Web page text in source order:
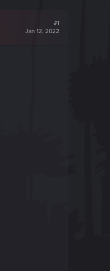
#1
Jan 12, 2022